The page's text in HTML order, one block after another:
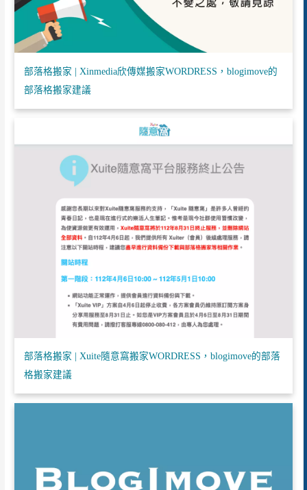
部落格搬家 | Xinmedia欣傳媒搬家WORDRESS，blogimove的
部落格搬家建議
部落格搬家 | Xuite隨意窩搬家WORDRESS，blogimove的部落
格搬家建議